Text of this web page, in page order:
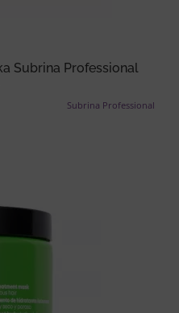
Subrina Professional
Subrina Professional